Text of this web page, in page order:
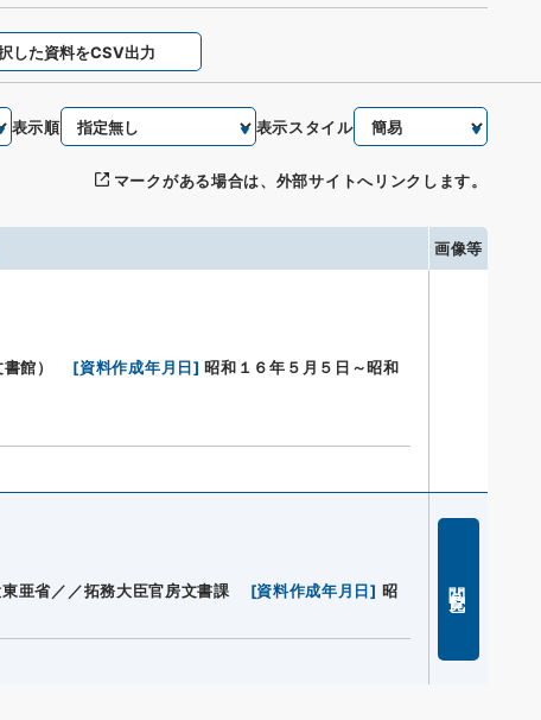
した資料をCSV出力
表示順 表示スタイル
マークがある場合は、外部サイトへリンクします。
画像等
館） [資料作成年月日] 昭和１６年５月５日～昭和
亜省／／拓務大臣官房文書課 [資料作成年月日] 昭